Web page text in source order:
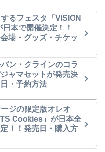
るフェスタ「VISION
日本で開催決定！！
会場・グッズ・チケッ
ン・クラインのコラ
ャマセットが発売決
・予約方法
ジの限定版オレオ
Cookies」が日本全
！！発売日・購入方